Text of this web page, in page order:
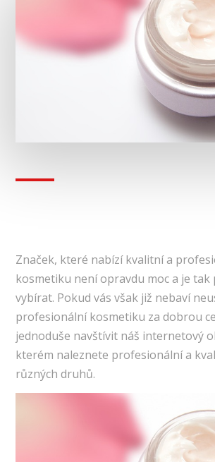
Značek, které nabízí kvalitní a
kosmetiku není opravdu moc a je
vybírat. Pokud vás však již nebaví
profesionální kosmetiku za dobrou
jednoduše navštívit náš internetový
kterém naleznete profesionální a
různých druhů.